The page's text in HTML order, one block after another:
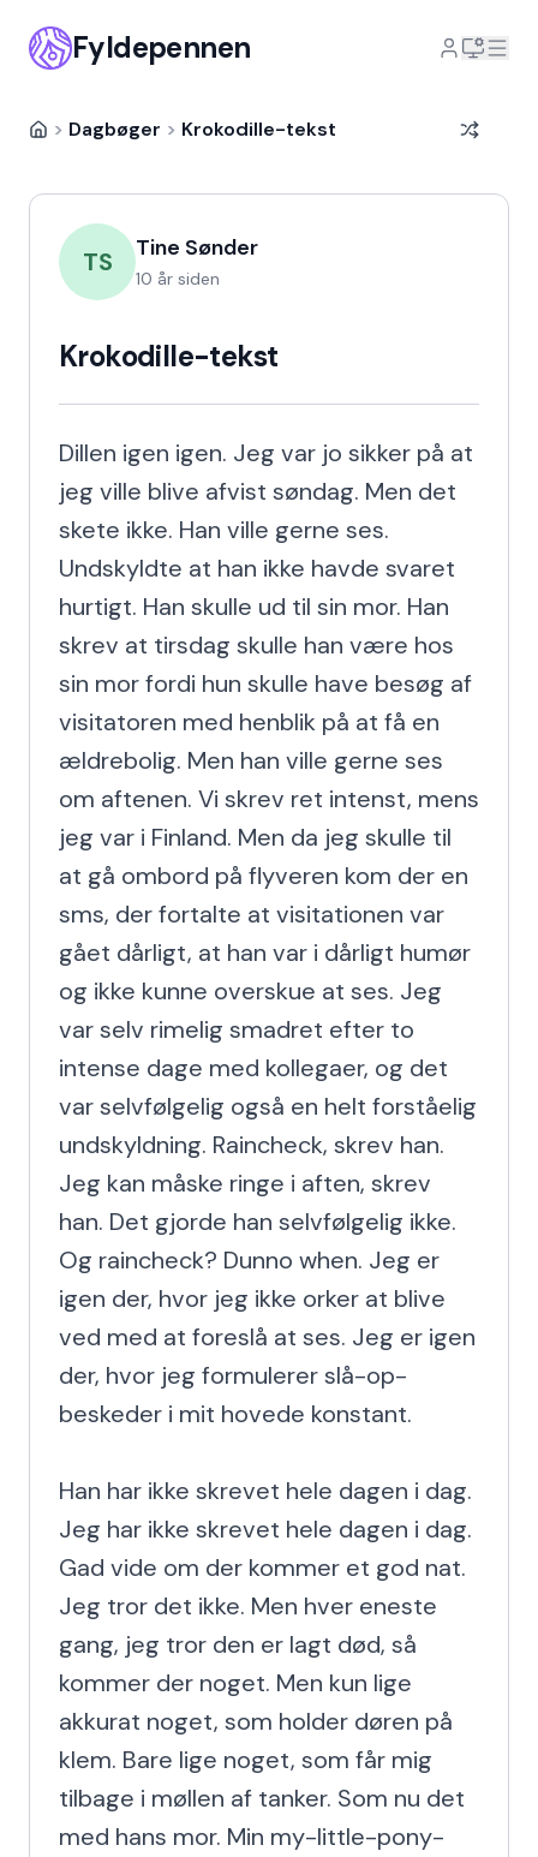
Fyldepennen
> Dagbøger > Krokodille-tekst
TS Tine Sønder
10 år siden
Krokodille-tekst
Dillen igen igen. Jeg var jo sikker på at
jeg ville blive afvist søndag. Men det
skete ikke. Han ville gerne ses.
Undskyldte at han ikke havde svaret
hurtigt. Han skulle ud til sin mor. Han
skrev at tirsdag skulle han være hos
sin mor fordi hun skulle have besøg af
visitatoren med henblik på at få en
ældrebolig. Men han ville gerne ses
om aftenen. Vi skrev ret intenst, mens
jeg var i Finland. Men da jeg skulle til
at gå ombord på flyveren kom der en
sms, der fortalte at visitationen var
gået dårligt, at han var i dårligt humør
og ikke kunne overskue at ses. Jeg
var selv rimelig smadret efter to
intense dage med kollegaer, og det
var selvfølgelig også en helt forståelig
undskyldning. Raincheck, skrev han.
Jeg kan måske ringe i aften, skrev
han. Det gjorde han selvfølgelig ikke.
Og raincheck? Dunno when. Jeg er
igen der, hvor jeg ikke orker at blive
ved med at foreslå at ses. Jeg er igen
der, hvor jeg formulerer slå-op-
beskeder i mit hovede konstant.
Han har ikke skrevet hele dagen i dag.
Jeg har ikke skrevet hele dagen i dag.
Gad vide om der kommer et god nat.
Jeg tror det ikke. Men hver eneste
gang, jeg tror den er lagt død, så
kommer der noget. Men kun lige
akkurat noget, som holder døren på
klem. Bare lige noget, som får mig
tilbage i møllen af tanker. Som nu det
med hans mor. Min my-little-pony-